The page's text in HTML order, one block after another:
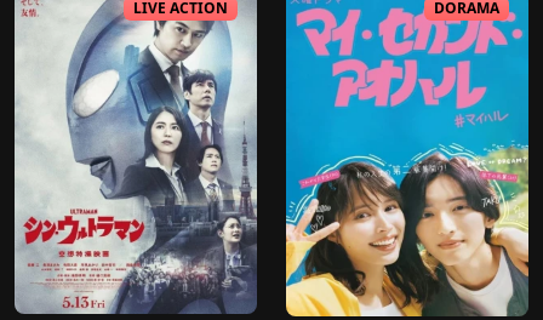
LIVE ACTION DORAMA